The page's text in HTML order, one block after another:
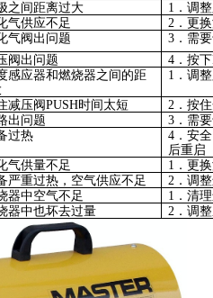
之间距离过大
1．调
气供应不足
2．更
气阀出问题
3．需
阀出问题
4．按
感应器和燃烧器之间的距
1．调
减压阀PUSH时间太短
2．按
出问题
3．需
过热
4．安
后重启
气供量不足
1．更
严重过热，空气供应不足
2．调
器中空气不足
1．清
器中也坏去过量
2．调